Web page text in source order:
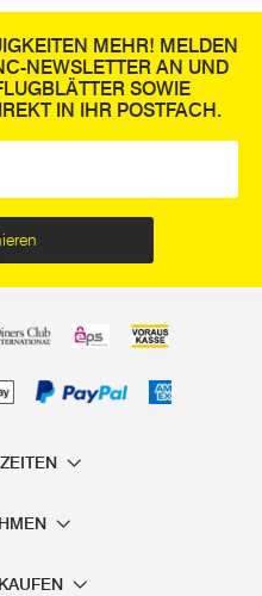
MEHR! MELDEN
NEWSLETTER AN UND
SOWIE
IN IHR POSTFACH.